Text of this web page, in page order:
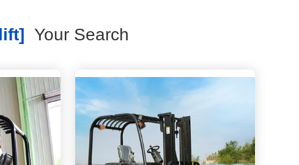
Your Search
[electric Powered Forklift ]